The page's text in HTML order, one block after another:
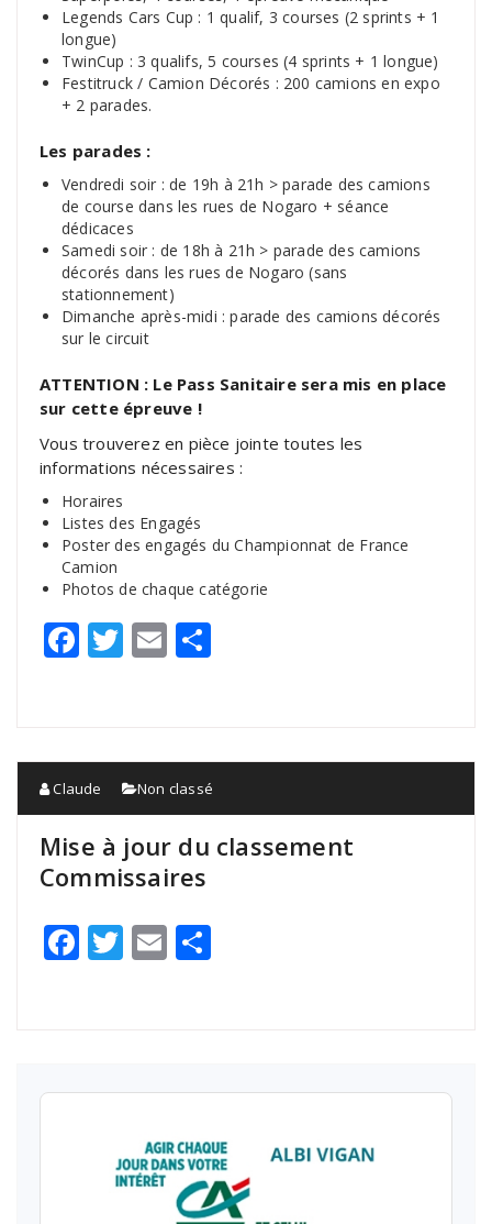
Legends Cars Cup : 1 qualif, 3 courses (2 sprints + 1
longue)
TwinCup : 3 qualifs, 5 courses (4 sprints + 1 longue)
Festitruck / Camion Décorés : 200 camions en expo
+ 2 parades.
Les parades :
Vendredi soir : de 19h à 21h > parade des camions
de course dans les rues de Nogaro + séance
dédicaces
Samedi soir : de 18h à 21h > parade des camions
décorés dans les rues de Nogaro (sans
stationnement)
Dimanche après-midi : parade des camions décorés
sur le circuit
ATTENTION : Le Pass Sanitaire sera mis en place
sur cette épreuve !
Vous trouverez en pièce jointe toutes les
informations nécessaires :
Horaires
Listes des Engagés
Poster des engagés du Championnat de France
Camion
Photos de chaque catégorie
Facebook
Twitter
Email
Claude Non classé
Mise à jour du classement
Commissaires
Facebook
Twitter
Email